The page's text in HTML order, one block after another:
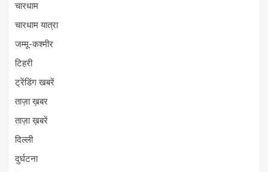
चारधाम
चारधाम यात्रा
जम्मू-कश्मीर
टिहरी
ट्रेंडिंग खबरें
ताज़ा ख़बर
ताज़ा ख़बरें
दिल्ली
दुर्घटना